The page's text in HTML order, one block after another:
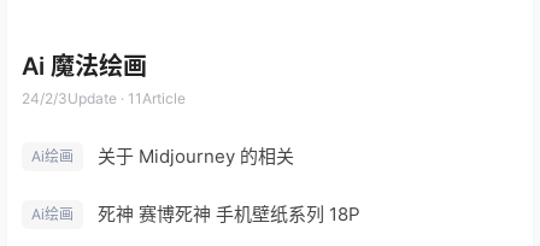
Ai 魔法绘画
24/2/3Update · 11Article
Ai绘画 关于 Midjourney 的相关
Ai绘画 死神 赛博死神 手机壁纸系列 18P